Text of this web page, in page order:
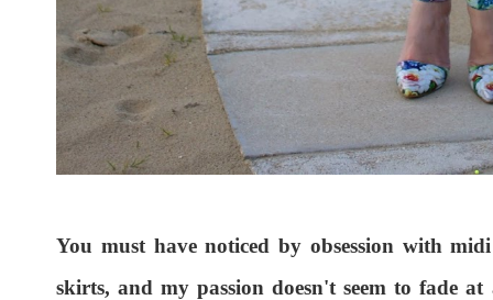
You must have noticed by obsession with
skirts, and my passion doesn't seem to fade